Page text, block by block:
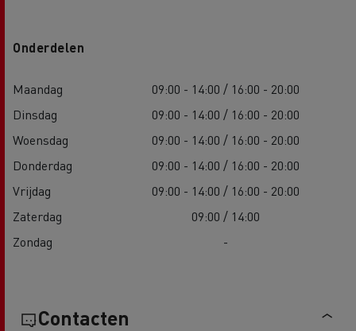
Onderdelen
Maandag
09:00 - 14:00 / 16:00 - 20:00
Dinsdag
09:00 - 14:00 / 16:00 - 20:00
Woensdag
09:00 - 14:00 / 16:00 - 20:00
Donderdag
09:00 - 14:00 / 16:00 - 20:00
Vrijdag
09:00 - 14:00 / 16:00 - 20:00
Zaterdag
09:00 / 14:00
Zondag
-
Contacten